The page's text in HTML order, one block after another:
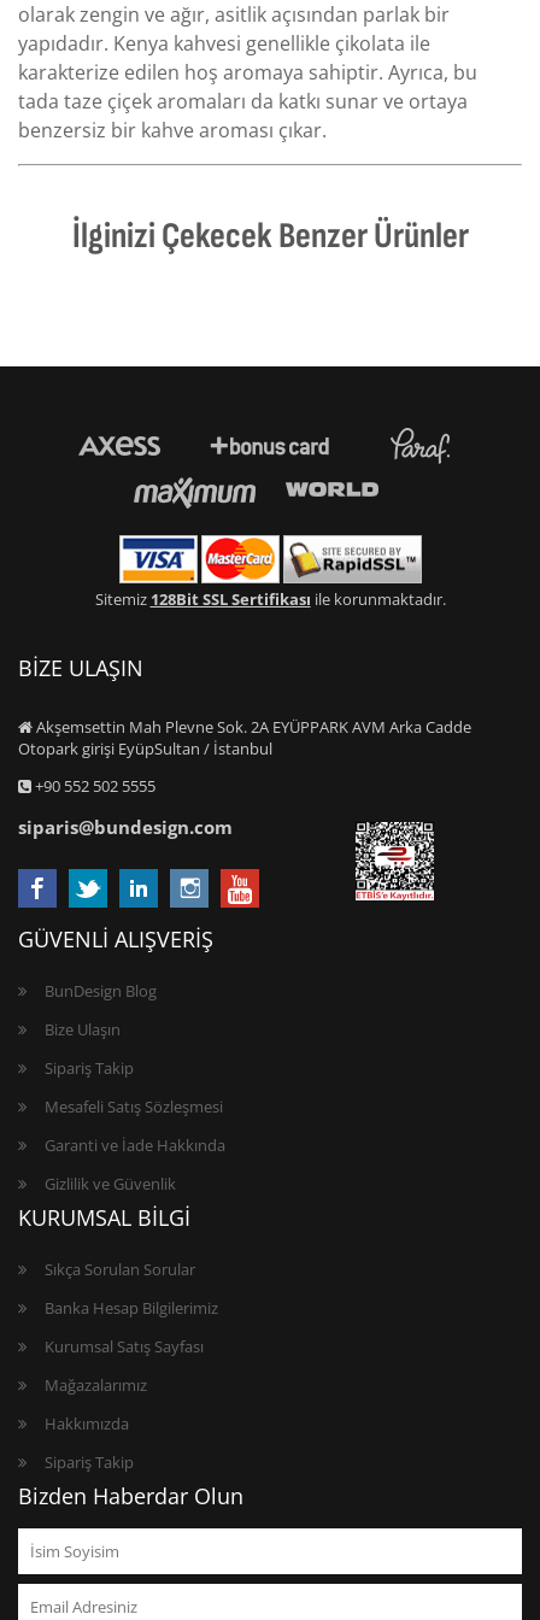
olarak zengin ve ağır, asitlik açısından parlak bir
yapıdadır. Kenya kahvesi genellikle çikolata ile
karakterize edilen hoş aromaya sahiptir. Ayrıca, bu
tada taze çiçek aromaları da katkı sunar ve ortaya
benzersiz bir kahve aroması çıkar.
İlginizi Çekecek Benzer Ürünler
Sitemiz 128Bit SSL Sertifikası ile korunmaktadır.
BİZE ULAŞIN
Akşemsettin Mah Plevne Sok. 2A EYÜPPARK AVM Arka Cadde
Otopark girişi EyüpSultan / İstanbul
+90 552 502 5555
siparis@bundesign.com
GÜVENLİ ALIŞVERİŞ
BunDesign Blog
Bize Ulaşın
Sipariş Takip
Mesafeli Satış Sözleşmesi
Garanti ve İade Hakkında
Gizlilik ve Güvenlik
KURUMSAL BİLGİ
Sıkça Sorulan Sorular
Banka Hesap Bilgilerimiz
Kurumsal Satış Sayfası
Mağazalarımız
Hakkımızda
Sipariş Takip
Bizden Haberdar Olun